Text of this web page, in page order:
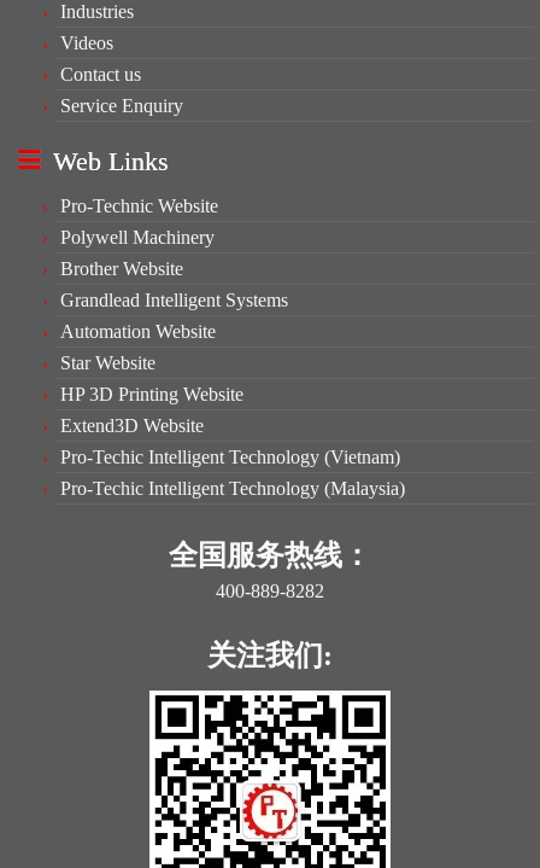
Industries
Videos
Contact us
Service Enquiry
Web Links
Pro-Technic Website
Polywell Machinery
Brother Website
Grandlead Intelligent Systems
Automation Website
Star Website
HP 3D Printing Website
Extend3D Website
Pro-Techic Intelligent Technology (Vietnam)
Pro-Techic Intelligent Technology (Malaysia)
全国服务热线：
400-889-8282
关注我们: